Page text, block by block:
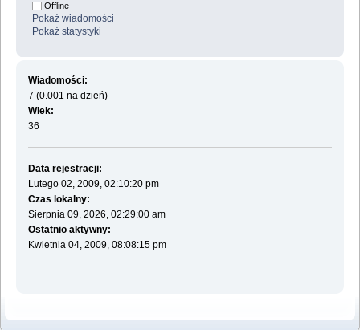
Offline
Pokaż wiadomości
Pokaż statystyki
Wiadomości:
7 (0.001 na dzień)
Wiek:
36
Data rejestracji:
Lutego 02, 2009, 02:10:20 pm
Czas lokalny:
Sierpnia 09, 2026, 02:29:00 am
Ostatnio aktywny:
Kwietnia 04, 2009, 08:08:15 pm